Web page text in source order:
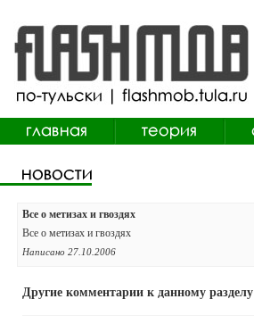
Все о метизах и гвоздях
Все о метизах и гвоздях
Написано 27.10.2006
Другие комментарии к данному разделу